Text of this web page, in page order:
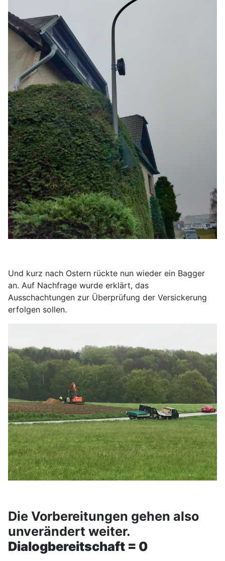
Und kurz nach Ostern rückte nun wieder ein Bagger
an. Auf Nachfrage wurde erklärt, das
Ausschachtungen zur Überprüfung der Versickerung
erfolgen sollen.
Die Vorbereitungen gehen also
unverändert weiter.
Dialogbereitschaft = 0